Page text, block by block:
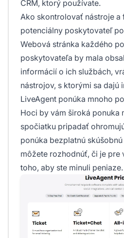
CRM, ktorý používate.
Ako skontrolovať nástroje a
potenciálny poskytovateľ
Webová stránka každého
poskytovateľa by mala
informácií o ich službách,
nástrojov, s ktorými sa dajú
LiveAgent ponúka mnoho
Hoci by vám široká ponuka
spočiatku pripadať
ponúka bezplatnú
môžete rozhodnúť, či je pre
toho, aby ste minuli peniaze.